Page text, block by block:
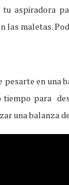
tu aspiradora
las maletas.
pesarte en una
tiempo para
una balanza